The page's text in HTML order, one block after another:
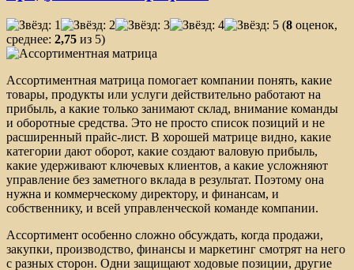
(8 оценок,
среднее: 2,75 из 5)
Ассортиментная матрица помогает компании понять, какие
товары, продукты или услуги действительно работают на
прибыль, а какие только занимают склад, внимание команды
и оборотные средства. Это не просто список позиций и не
расширенный прайс-лист. В хорошей матрице видно, какие
категории дают оборот, какие создают валовую прибыль,
какие удерживают ключевых клиентов, а какие усложняют
управление без заметного вклада в результат. Поэтому она
нужна и коммерческому директору, и финансам, и
собственнику, и всей управленческой команде компании.
Ассортимент особенно сложно обсуждать, когда продажи,
закупки, производство, финансы и маркетинг смотрят на него
с разных сторон. Одни защищают ходовые позиции, другие